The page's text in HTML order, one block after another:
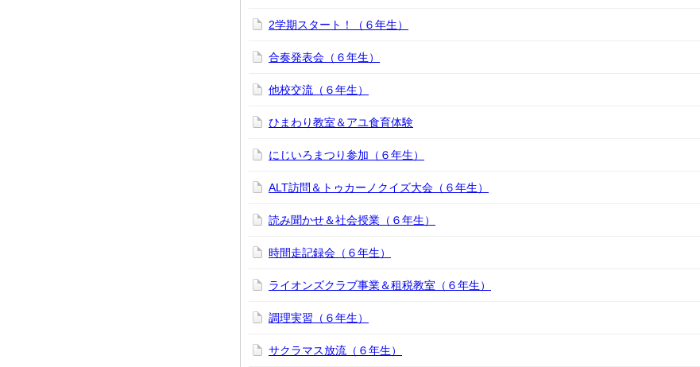
2学期スタート！（６年生）
合奏発表会（６年生）
他校交流（６年生）
ひまわり教室＆アユ食育体験
にじいろまつり参加（６年生）
ALT訪問＆トゥカーノクイズ大会（６年生）
読み聞かせ＆社会授業（６年生）
時間走記録会（６年生）
ライオンズクラブ事業＆租税教室（６年生）
調理実習（６年生）
サクラマス放流（６年生）